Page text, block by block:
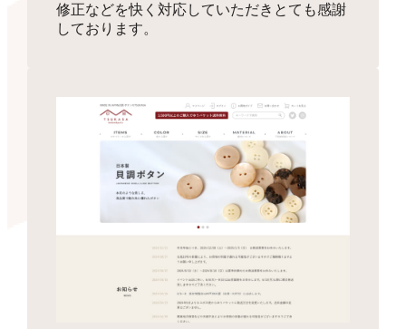
修正などを快く対応していただきとても感謝
しております。